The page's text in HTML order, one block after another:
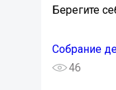
Берегите
Собрание
46